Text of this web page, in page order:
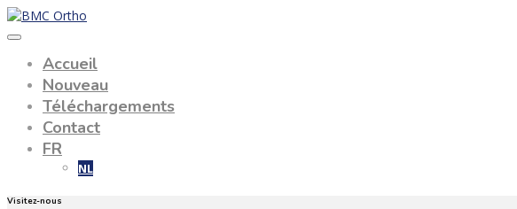
Accueil
Nouveau
Téléchargements
Contact
FR
NL
Visitez-nous